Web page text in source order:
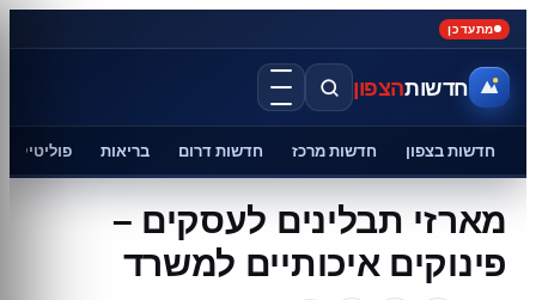
מתעדכן
חדשותהצפון
חדשות בצפון חדשות מרכז חדשות דרום בריאות פוליטיקה
מארזי תבלינים לעסקים –
פינוקים איכותיים למשרד